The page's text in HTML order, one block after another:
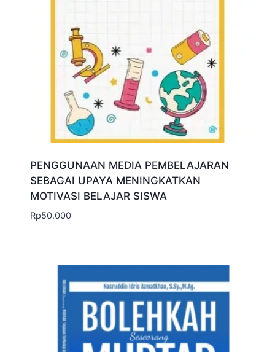
PENGGUNAAN MEDIA PEMBELAJARAN
SEBAGAI UPAYA MENINGKATKAN
MOTIVASI BELAJAR SISWA
Rp50.000